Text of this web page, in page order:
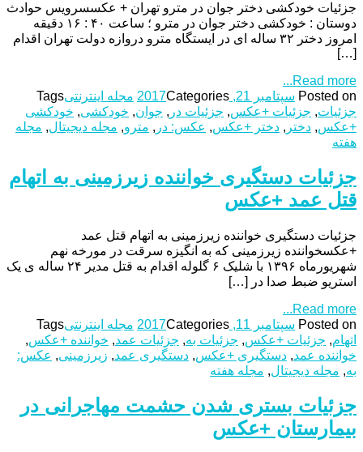
جزئیات خودکشی دختر جوان در مترو تهران + عکسسرویس حوادث
دوستان : خودکشی دختر جوان در مترو ؛ ساعت ۴۰ : ۱۶ دقیقه
امروز دختر ۳۲ ساله ای در ایستگاه مترو دروازه دولت تهران اقدام
[…]
Read more...
Posted on سپتامبر 21, 2017 Categories مجله اینترنتیTags
جزئیات, جزئیات +عکس, جزئیات در , جوان, خودکشی, خودکشی
+عکس, دختر , دختر +عکس, عکس: در , مترو, مجله دیجیتال, مجله
هفته
جزئیات دستگیری خواننده زیرزمینی به اتهام
قتل عمد +عکس
جزئیات دستگیری خواننده زیرزمینی به اتهام قتل عمد
+عکسخواننده زیرزمینی که به انگیزه سرقت در مورخه نهم
شهریورماه ۱۳۹۶ با شلیک ۶ گلوله اقدام به قتل مدیر ۲۴ ساله ی یک
استریو ضبط صدا در […]
Read more...
Posted on سپتامبر 11, 2017 Categories مجله اینترنتیTags
اتهام, جزئیات +عکس, جزئیات به, جزئیات عمد, خواننده +عکس,
خواننده عمد, دستگیری +عکس, دستگیری عمد, زیرزمینی, عکس:
به, مجله دیجیتال, مجله هفته
جزئیات بستری شدن حشمت مهاجرانی در
بیمارستان +عکس